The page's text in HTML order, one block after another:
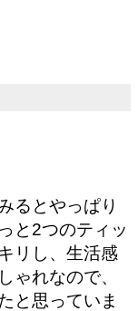
るとやっぱり
と2つのティッ
リし、生活感
ゃれなので、
と思っていま